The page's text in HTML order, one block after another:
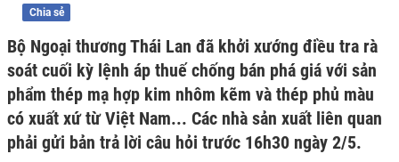
Chia sẻ
Bộ Ngoại thương Thái Lan đã khởi xướng điều tra rà
soát cuối kỳ lệnh áp thuế chống bán phá giá với sản
phẩm thép mạ hợp kim nhôm kẽm và thép phủ màu
có xuất xứ từ Việt Nam... Các nhà sản xuất liên quan
phải gửi bản trả lời câu hỏi trước 16h30 ngày 2/5.